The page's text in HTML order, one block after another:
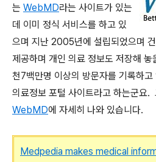
는 WebMD라는 사이트가 있는
데 이미 정식 서비스를 하고 있
으며 지난 2005년에 설립되었으며
제공하며 개인 의료 정보도 저장해 놓
천7백만명 이상의 방문자를 기록하고
의료정보 포털 사이트라고 하는군요.
WebMD에 자세히 나와 있습니다.
Medpedia makes medical